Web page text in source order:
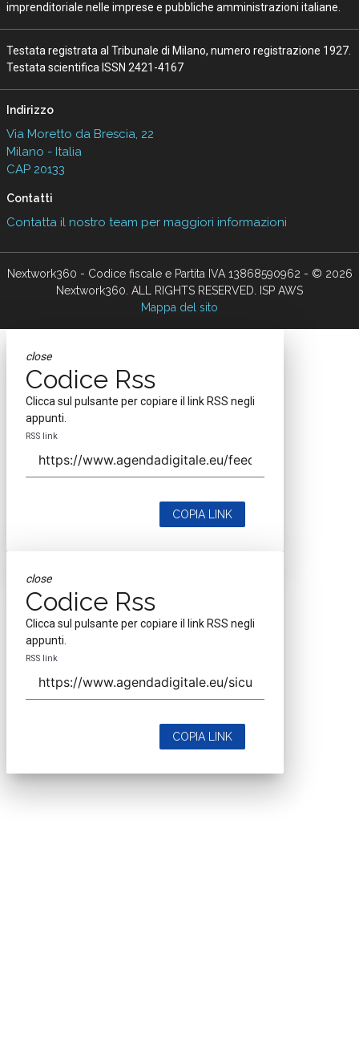
imprenditoriale nelle imprese e pubbliche amministrazioni italiane.
Testata registrata al Tribunale di Milano, numero registrazione 1927.
Testata scientifica ISSN 2421-4167
Indirizzo
Via Moretto da Brescia, 22
Milano - Italia
CAP 20133
Contatti
Contatta il nostro team per maggiori informazioni
Nextwork360 - Codice fiscale e Partita IVA 13868590962 - © 2026
Nextwork360. ALL RIGHTS RESERVED. ISP AWS
Mappa del sito
close
Codice Rss
Clicca sul pulsante per copiare il link RSS negli
appunti.
RSS link
COPIA LINK
close
Codice Rss
Clicca sul pulsante per copiare il link RSS negli
appunti.
RSS link
COPIA LINK